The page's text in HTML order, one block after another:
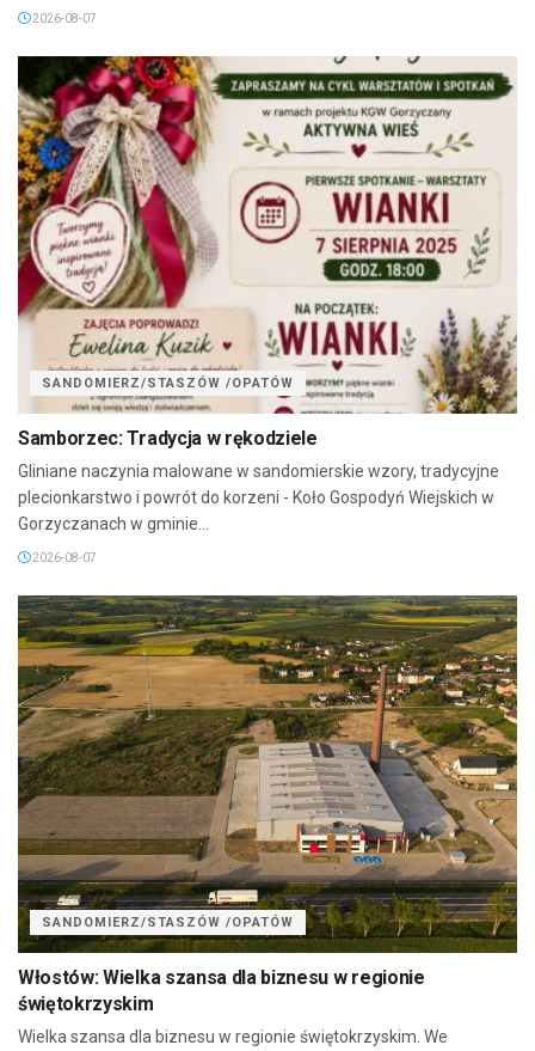
2026-08-07
SANDOMIERZ/STASZÓW /OPATÓW
Samborzec: Tradycja w rękodziele
Gliniane naczynia malowane w sandomierskie wzory, tradycyjne
plecionkarstwo i powrót do korzeni - Koło Gospodyń Wiejskich w
Gorzyczanach w gminie...
2026-08-07
SANDOMIERZ/STASZÓW /OPATÓW
Włostów: Wielka szansa dla biznesu w regionie
świętokrzyskim
Wielka szansa dla biznesu w regionie świętokrzyskim. We